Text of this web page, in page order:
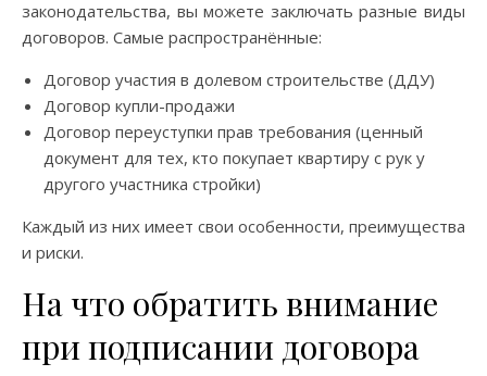
законодательства, вы можете заключать разные виды
договоров. Самые распространённые:
Договор участия в долевом строительстве (ДДУ)
Договор купли-продажи
Договор переуступки прав требования (ценный
документ для тех, кто покупает квартиру с рук у
другого участника стройки)
Каждый из них имеет свои особенности, преимущества
и риски.
На что обратить внимание
при подписании договора